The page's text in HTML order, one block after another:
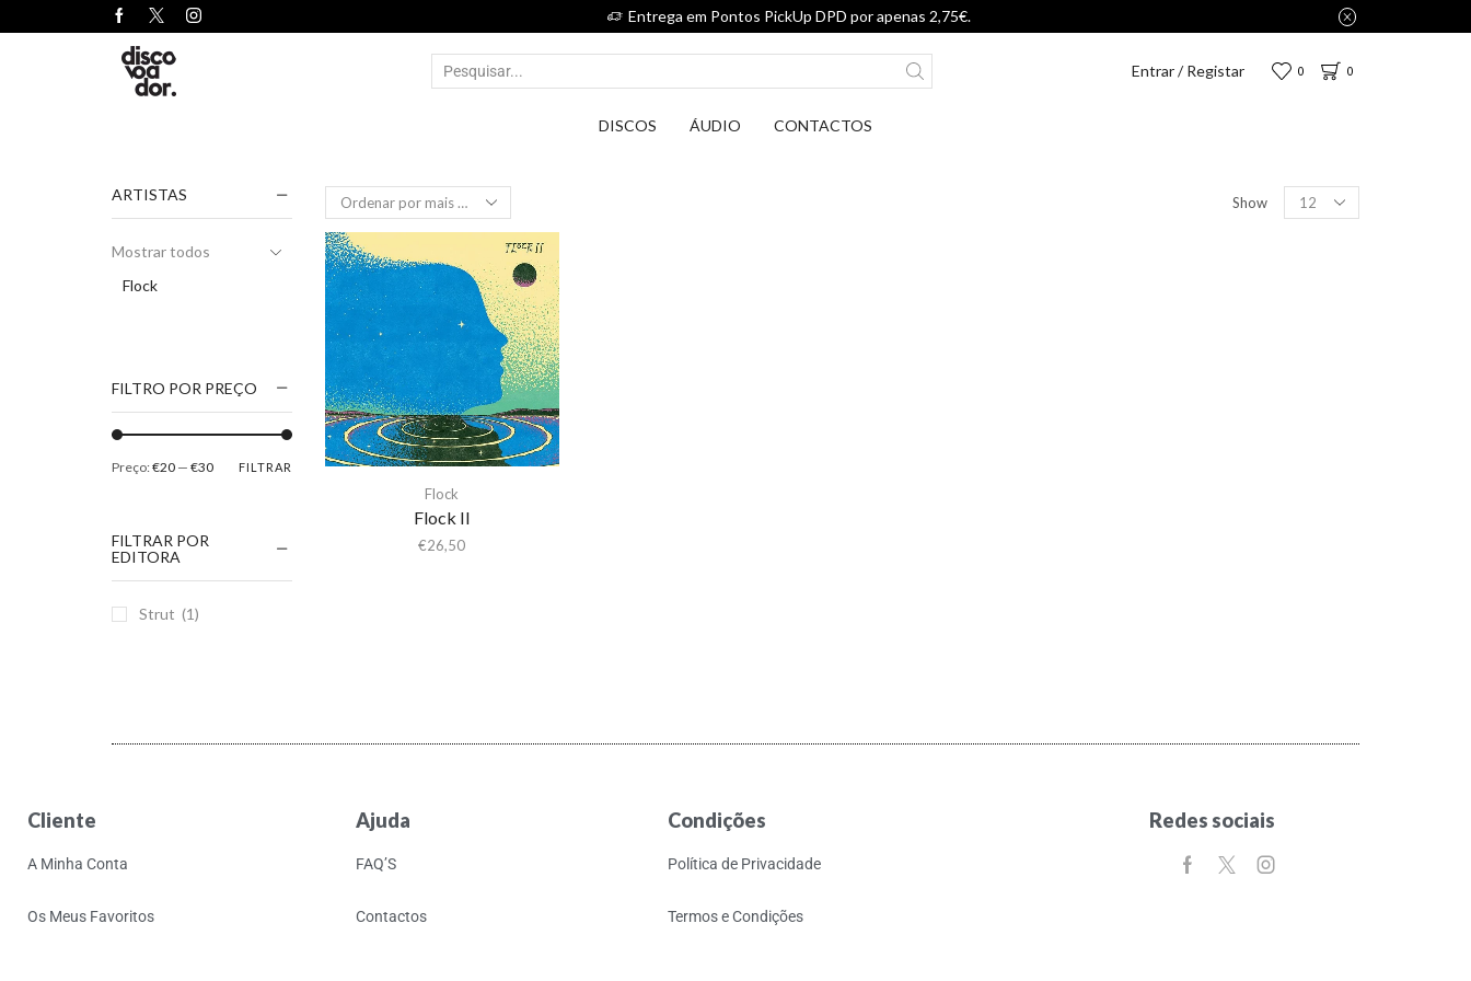
Entrega em Pontos PickUp DPD por apenas 2,75€.
Entrar / Registar 0 0
DISCOS ÁUDIO CONTACTOS
Show
Flock
Flock II
€26,50
ARTISTAS
Mostrar todos
Flock
FILTRO POR PREÇO
FILTRAR
Preço:€20 — €30
FILTRAR POR
EDITORA
Strut (1)
Cliente
A Minha Conta
Os Meus Favoritos
Ajuda
FAQ’S
Contactos
Condições
Política de Privacidade
Termos e Condições
Redes sociais